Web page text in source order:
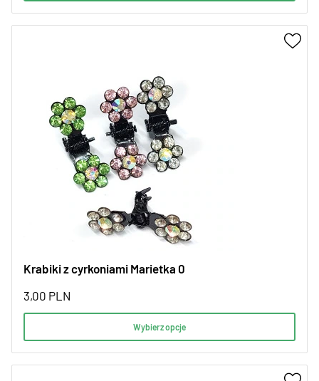
Krabiki z cyrkoniami Marietka 0
3,00 PLN
Wybierz opcje